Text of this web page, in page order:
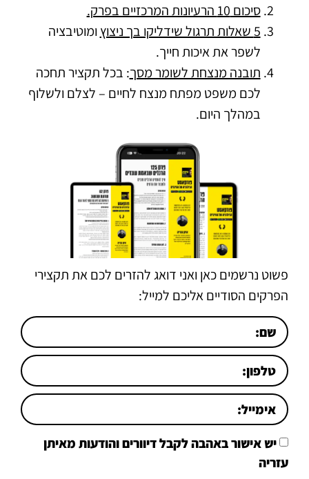
סיכום 10 הרעיונות המרכזיים בפרק.
5 שאלות תרגול שידליקו בך ניצוץ
ומוטיבציה
לשפר את איכות חייך.
תובנה מנצחת לשומר מסך: בכל תקציר תחכה
לכם משפט מפתח מנצח לחיים – לצלם ולשלוף
במהלך היום.
פשוט נרשמים כאן ואני דואג להזרים לכם את תקצירי
הפרקים הסודיים אליכם למייל:
יש אישור באהבה לקבל דיוורים והודעות מאיתן
עזריה